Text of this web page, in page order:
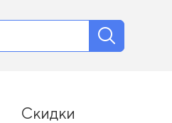
Скидки